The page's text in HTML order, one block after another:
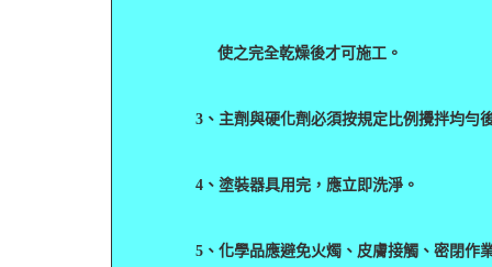
使之完全乾燥後才可施工。
3 、主劑與硬化劑必須按規定比例攪拌均勻
4 、塗裝器具用完，應立即洗淨。
5 、化學品應避免火燭、皮膚接觸、密閉作